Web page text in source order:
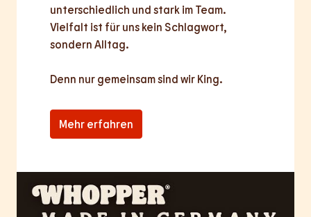
unterschiedlich und stark im Team.
Vielfalt ist für uns kein Schlagwort,
sondern Alltag.
Denn nur gemeinsamsind wir King.
Mehr erfahren